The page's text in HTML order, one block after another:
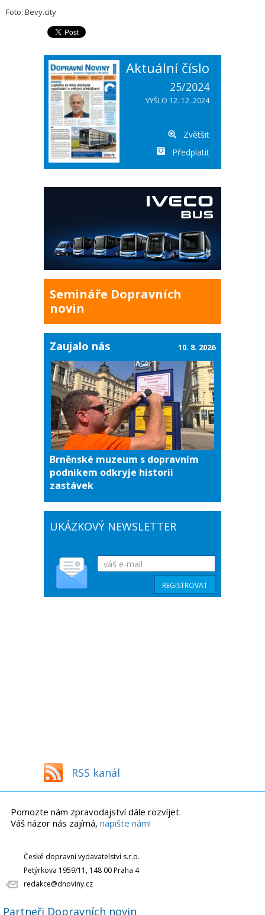
Foto: Bevy.city
Aktuální číslo
25/2024
VYŠLO 12. 12. 2024
Zvětšit
Předplatit
Semináře Dopravních
novin
Zaujalo nás
Brněnské muzeum s dopravním
podnikem odkryje historii
zastávek
10. 8. 2026
UKÁZKOVÝ NEWSLETTER
RSS kanál
Pomozte nám zpravodajství dále rozvíjet.
Váš názor nás zajímá, napište nám!
České dopravní vydavatelství s.r.o.
Petýrkova 1959/11, 148 00 Praha 4
redakce@dnoviny.cz
Partneři Dopravních novin